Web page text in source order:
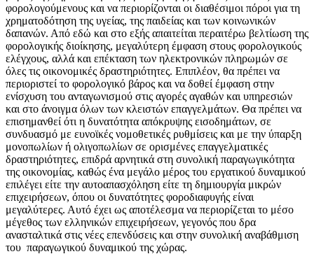
φορολογούμενους και να περιορίζονται οι διαθέσιμοι πόροι για τη
χρηματοδότηση της υγείας, της παιδείας και των κοινωνικών
δαπανών. Από εδώ και στο εξής απαιτείται περαιτέρω βελτίωση της
φορολογικής διοίκησης, μεγαλύτερη έμφαση στους φορολογικούς
ελέγχους, αλλά και επέκταση των ηλεκτρονικών πληρωμών σε
όλες τις οικονομικές δραστηριότητες. Επιπλέον, θα πρέπει να
περιοριστεί το φορολογικό βάρος και να δοθεί έμφαση στην
ενίσχυση του ανταγωνισμού στις αγορές αγαθών και υπηρεσιών
και στο άνοιγμα όλων των κλειστών επαγγελμάτων. Θα πρέπει να
επισημανθεί ότι η δυνατότητα απόκρυψης εισοδημάτων, σε
συνδυασμό με ευνοϊκές νομοθετικές ρυθμίσεις και με την ύπαρξη
μονοπωλίων ή ολιγοπωλίων σε ορισμένες επαγγελματικές
δραστηριότητες, επιδρά αρνητικά στη συνολική παραγωγικότητα
της οικονομίας, καθώς ένα μεγάλο μέρος του εργατικού δυναμικού
επιλέγει είτε την αυτοαπασχόληση είτε τη δημιουργία μικρών
επιχειρήσεων, όπου οι δυνατότητες φοροδιαφυγής είναι
μεγαλύτερες. Αυτό έχει ως αποτέλεσμα να περιορίζεται το μέσο
μέγεθος των ελληνικών επιχειρήσεων, γεγονός που δρα
ανασταλτικά στις νέες επενδύσεις και στην συνολική αναβάθμιση
του παραγωγικού δυναμικού της χώρας.